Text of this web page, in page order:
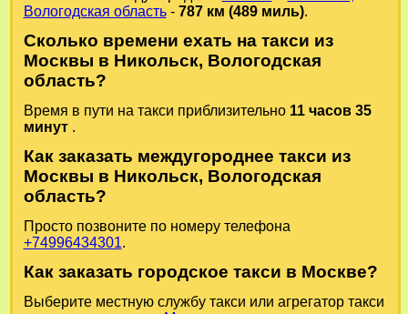
Вологодская область- 787 км (489 миль).
Сколько времени ехать на такси из
Москвы в Никольск, Вологодская
область?
Время в пути на такси приблизительно 11 часов 35
минут .
Как заказать междугороднее такси из
Москвы в Никольск, Вологодская
область?
Просто позвоните по номеру телефона
+74996434301.
Как заказать городское такси в Москве?
Выберите местную службу такси или агрегатор такси